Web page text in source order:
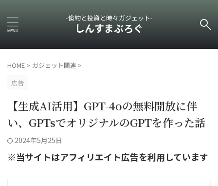
-倹約と投資と時々ガジェット-
しんすまぶろぐ
HOME > ガジェット関連 >
広告
【生成AI活用】GPT-4oの無料開放に伴
い、GPTsでオリジナルのGPTを作った話
2024年5月25日
※当サイトはアフィリエイト広告を利用しています